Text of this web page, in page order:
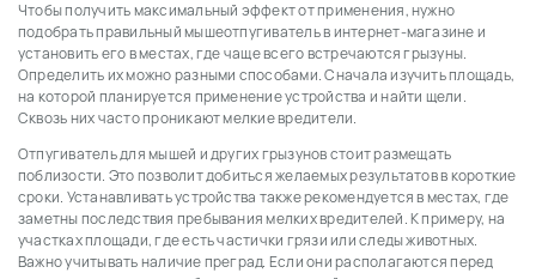
Чтобы получить максимальный эффект от применения, нужно
подобрать правильный мышеотпугиватель в интернет-магазине и
установить его в местах, где чаще всего встречаются грызуны.
Определить их можно разными способами. Сначала изучить площадь,
на которой планируется применение устройства и найти щели.
Сквозь них часто проникают мелкие вредители.
Отпугиватель для мышей и других грызунов стоит размещать
поблизости. Это позволит добиться желаемых результатов в короткие
сроки. Устанавливать устройства также рекомендуется в местах, где
заметны последствия пребывания мелких вредителей. К примеру, на
участках площади, где есть частички грязи или следы животных.
Важно учитывать наличие преград. Если они располагаются перед